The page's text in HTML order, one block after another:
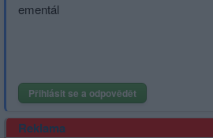
ementál
Přihlásit se a odpovědět
Reklama